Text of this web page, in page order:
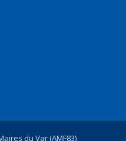
du Var (AMF83)